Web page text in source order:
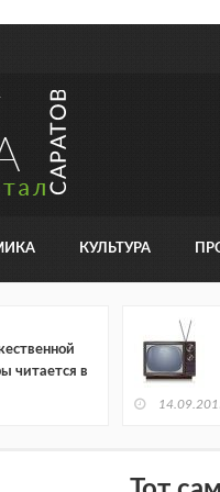
КУЛЬТУРА
читается в